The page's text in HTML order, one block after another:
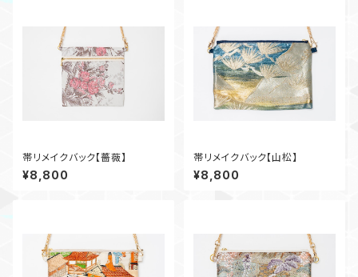
帯リメイクバック【薔薇】
¥8,800
帯リメイクバック【山松】
¥8,800